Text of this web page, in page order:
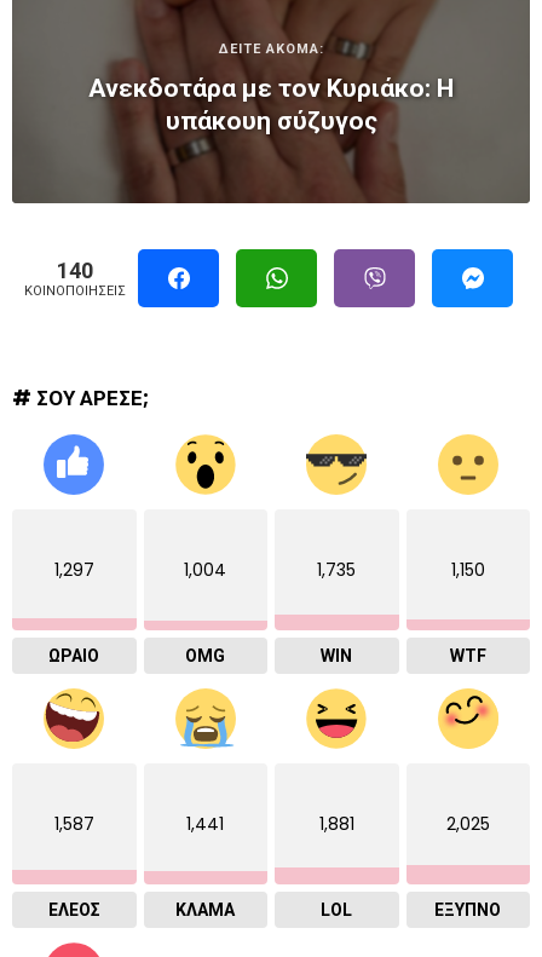
ΔΕΙΤΕ ΑΚΟΜΑ:
Ανεκδοτάρα με τον Κυριάκο: Η
υπάκουη σύζυγος
140
ΚΟΙΝΟΠΟΙΉΣΕΙΣ
# ΣΟΥ ΑΡΕΣΕ;
1,297
ΩΡΑΙΟ
1,004
OMG
1,735
WIN
1,150
WTF
1,587
ΕΛΕΟΣ
1,441
ΚΛΑΜΑ
1,881
LOL
2,025
ΈΞΥΠΝΟ